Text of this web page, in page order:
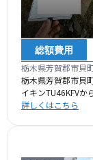
総額費用
栃木県芳賀郡市貝
栃木県芳賀郡市貝
イキンTU46KFVか
詳しくはこちら